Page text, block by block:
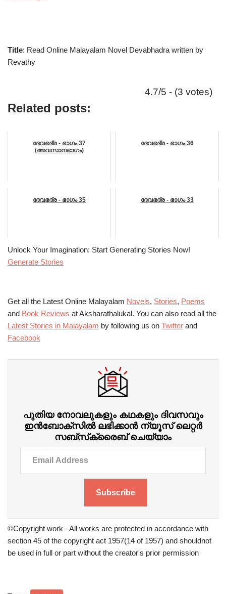
Title: Read Online Malayalam Novel Devabhadra written by
Revathy
4.7/5 - (3 votes)
Related posts:
ദേവഭദ്ര - ഭാഗം 37
(അവസാനഭാഗം)
ദേവഭദ്ര - ഭാഗം 36
ദേവഭദ്ര - ഭാഗം 35 ദേവഭദ്ര - ഭാഗം 33
Unlock Your Imagination: Start Generating Stories Now!
Generate Stories
Get all the Latest Online Malayalam Novels, Stories, Poems
and Book Reviews at Aksharathalukal. You can also read all the
Latest Stories in Malayalam by following us on Twitter and
Facebook
പുതിയ നോവലുകളും കഥകളും ദിവസവും
ഇന്‍ബോക്‌സില്‍ ലഭിക്കാന്‍ ന്യൂസ് ലെറ്റർ
സബ്‌സ്‌ക്രൈബ് ചെയ്യാം
Subscribe
©Copyright work - All works are protected in accordance with
section 45 of the copyright act 1957(14 of 1957) and shouldnot
be used in full or part without the creator's prior permission